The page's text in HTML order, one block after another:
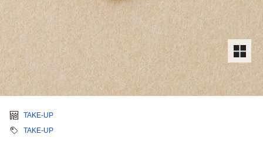
TAKE-UP
TAKE-UP